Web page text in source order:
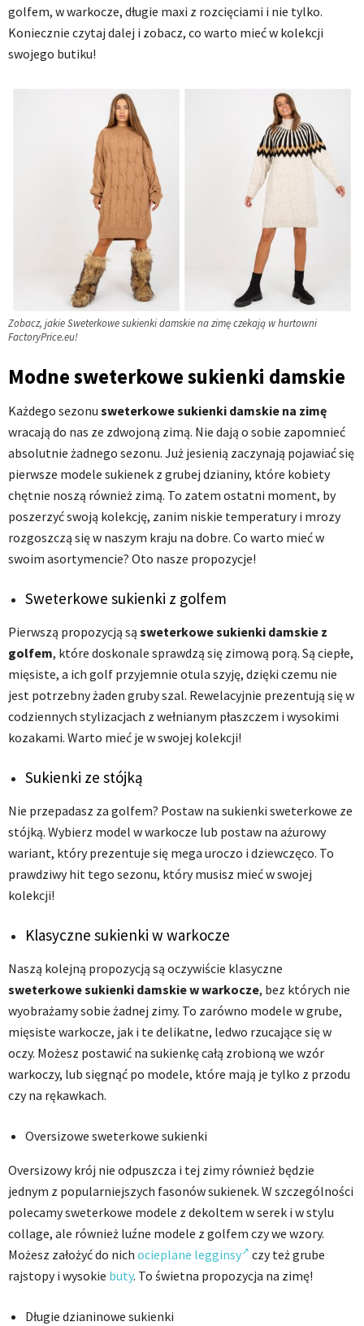
golfem, w warkocze, długie maxi z rozcięciami i nie tylko.
Koniecznie czytaj dalej i zobacz, co warto mieć w kolekcji
swojego butiku!
Zobacz, jakie Sweterkowe sukienki damskie na zimę czekają w hurtowni
FactoryPrice.eu!
Modne sweterkowe sukienki damskie
Każdego sezonu sweterkowe sukienki damskie na zimę
wracają do nas ze zdwojoną zimą. Nie dają o sobie zapomnieć
absolutnie żadnego sezonu. Już jesienią zaczynają pojawiać się
pierwsze modele sukienek z grubej dzianiny, które kobiety
chętnie noszą również zimą. To zatem ostatni moment, by
poszerzyć swoją kolekcję, zanim niskie temperatury i mrozy
rozgoszczą się w naszym kraju na dobre. Co warto mieć w
swoim asortymencie? Oto nasze propozycje!
Sweterkowe sukienki z golfem
Pierwszą propozycją są sweterkowe sukienki damskie z
golfem, które doskonale sprawdzą się zimową porą. Są ciepłe,
mięsiste, a ich golf przyjemnie otula szyję, dzięki czemu nie
jest potrzebny żaden gruby szal. Rewelacyjnie prezentują się w
codziennych stylizacjach z wełnianym płaszczem i wysokimi
kozakami. Warto mieć je w swojej kolekcji!
Sukienki ze stójką
Nie przepadasz za golfem? Postaw na sukienki sweterkowe ze
stójką. Wybierz model w warkocze lub postaw na ażurowy
wariant, który prezentuje się mega uroczo i dziewczęco. To
prawdziwy hit tego sezonu, który musisz mieć w swojej
kolekcji!
Klasyczne sukienki w warkocze
Naszą kolejną propozycją są oczywiście klasyczne
sweterkowe sukienki damskie w warkocze, bez których nie
wyobrażamy sobie żadnej zimy. To zarówno modele w grube,
mięsiste warkocze, jak i te delikatne, ledwo rzucające się w
oczy. Możesz postawić na sukienkę całą zrobioną we wzór
warkoczy, lub sięgnąć po modele, które mają je tylko z przodu
czy na rękawkach.
Oversizowe sweterkowe sukienki
Oversizowy krój nie odpuszcza i tej zimy również będzie
jednym z popularniejszych fasonów sukienek. W szczególności
polecamy sweterkowe modele z dekoltem w serek i w stylu
collage, ale również luźne modele z golfem czy we wzory.
Możesz założyć do nich ocieplane legginsy
czy też grube
rajstopy i wysokie buty. To świetna propozycja na zimę!
Długie dzianinowe sukienki